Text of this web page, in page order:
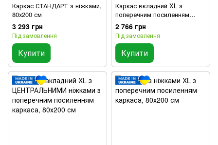
Каркас СТАНДАРТ з ніжками,
80х200 см
3 293 грн
Під замовлення
Купити
Каркас вкладний XL з
поперечним посиленням
каркаса, 80х200 см
2 766 грн
Під замовлення
Купити